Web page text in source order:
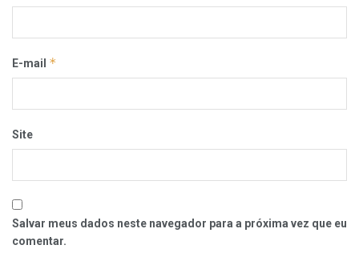
E-mail *
Site
Salvar meus dados neste navegador para a próxima vez que eu
comentar.